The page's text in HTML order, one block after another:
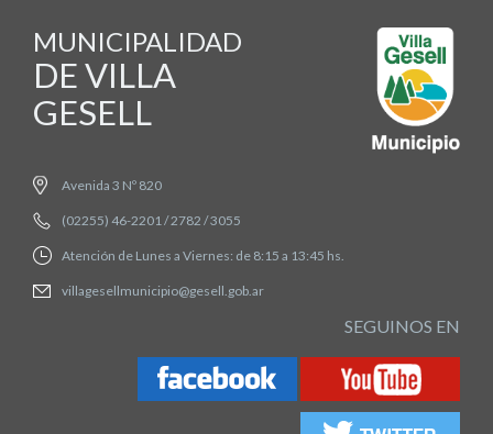
MUNICIPALIDAD
DE VILLA
GESELL
Avenida 3 Nº 820
(02255) 46-2201 / 2782 / 3055
Atención de Lunes a Viernes: de 8:15 a 13:45 hs.
villagesellmunicipio@gesell.gob.ar
SEGUINOS EN